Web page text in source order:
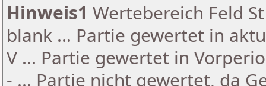
Hinweis1 Wertebereich Feld
blank ... Partie gewertet in
V ... Partie gewertet in
- ... Partie nicht gewertet, da